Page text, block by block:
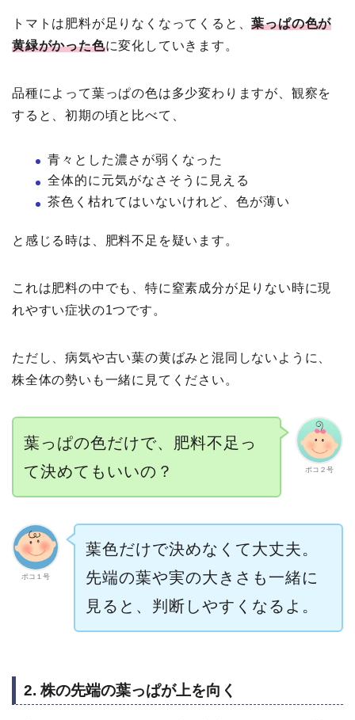
トマトは肥料が足りなくなってくると、葉っぱの色が
黄緑がかった色に変化していきます。
品種によって葉っぱの色は多少変わりますが、観察を
すると、初期の頃と比べて、
青々とした濃さが弱くなった
全体的に元気がなさそうに見える
茶色く枯れてはいないけれど、色が薄い
と感じる時は、肥料不足を疑います。
これは肥料の中でも、特に窒素成分が足りない時に現
れやすい症状の1つです。
ただし、病気や古い葉の黄ばみと混同しないように、
株全体の勢いも一緒に見てください。
ポコ２号
葉っぱの色だけで、肥料不足っ
て決めてもいいの？
ポコ１号
葉色だけで決めなくて大丈夫。
先端の葉や実の大きさも一緒に
見ると、判断しやすくなるよ。
2. 株の先端の葉っぱが上を向く